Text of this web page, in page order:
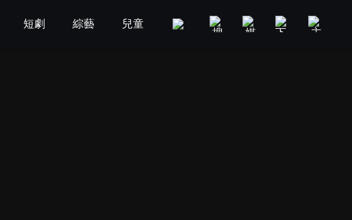
短劇 綜藝 兒童 GOOD TV 娛樂 美食旅遊